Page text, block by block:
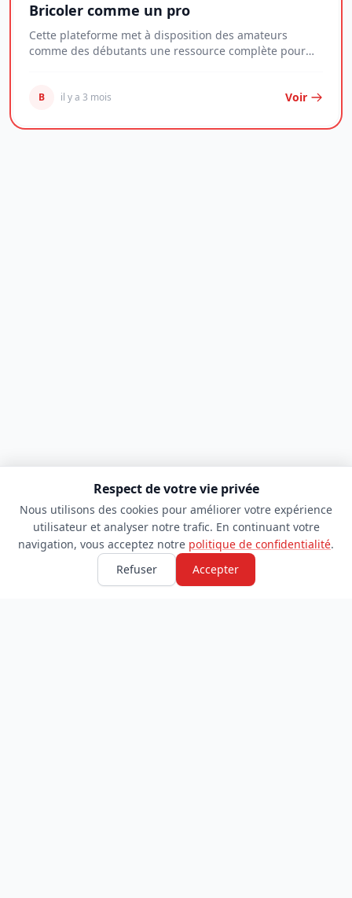
Bricoler comme un pro
Cette plateforme met à disposition des amateurs
comme des débutants une ressource complète pour
B il y a 3 mois Voir
Respect de votre vie privée
Nous utilisons des cookies pour améliorer votre expérience
utilisateur et analyser notre trafic. En continuant votre
navigation, vous acceptez notre politique de confidentialité.
Refuser
Accepter